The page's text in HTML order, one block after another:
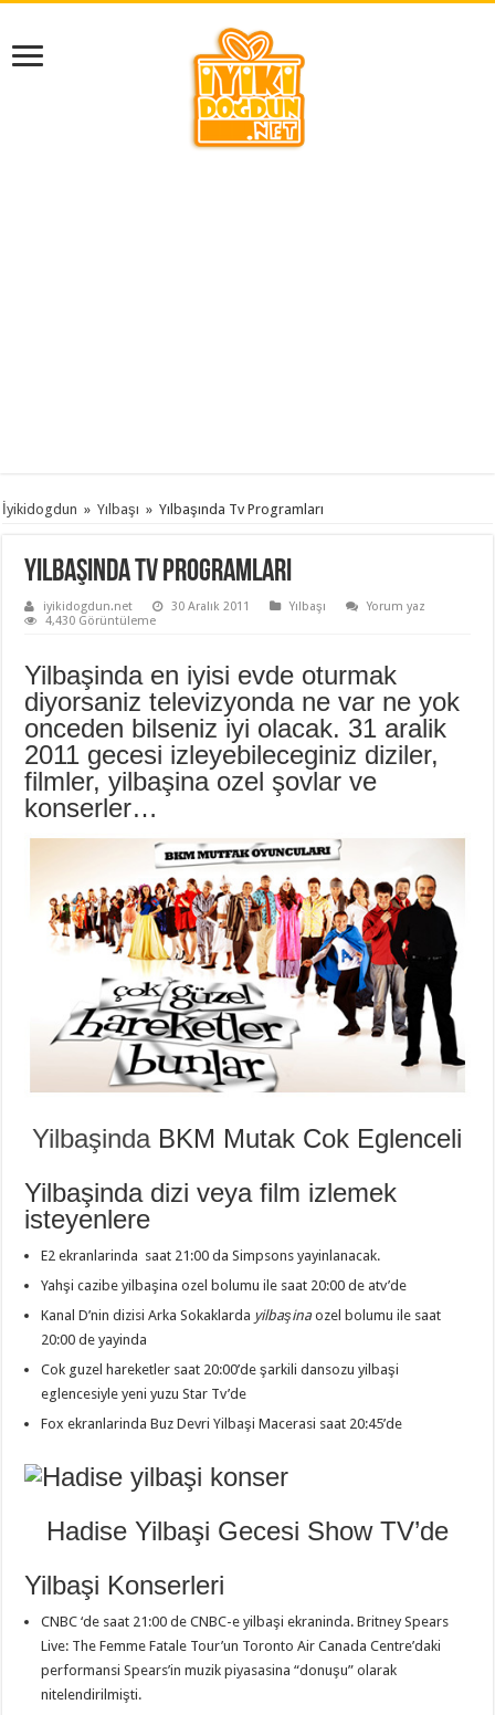
İyikidogdun » Yılbaşı » Yılbaşında Tv Programları
Yılbaşında Tv Programları
iyikidogdun.net 30 Aralık 2011 Yılbaşı
Yorum yaz
4,430 Görüntüleme
Yilbaşinda en iyisi evde oturmak
diyorsaniz televizyonda ne var ne yok
onceden bilseniz iyi olacak. 31 aralik
2011 gecesi izleyebileceginiz diziler,
filmler, yilbaşina ozel şovlar ve
konserler…
YilbaşindaBKM Mutak Cok Eglenceli
Yilbaşinda dizi veya film izlemek
isteyenlere
E2 ekranlarinda saat 21:00 da Simpsons yayinlanacak.
Yahşi cazibe yilbaşina ozel bolumu ile saat 20:00 de atv’de
Kanal D’nin dizisi Arka Sokaklarda yilbaşinaozel bolumu ile saat
20:00 de yayinda
Cok guzel hareketler saat 20:00’de şarkili dansozu yilbaşi
eglencesiyle yeni yuzu Star Tv’de
Fox ekranlarinda Buz Devri Yilbaşi Macerasi saat 20:45’de
Hadise Yilbaşi Gecesi Show TV’de
Yilbaşi Konserleri
CNBC ‘de saat 21:00 de CNBC-e yilbaşi ekraninda. Britney Spears
Live: The Femme Fatale Tour’un Toronto Air Canada Centre’daki
performansi Spears’in muzik piyasasina “donuşu” olarak
nitelendirilmişti.